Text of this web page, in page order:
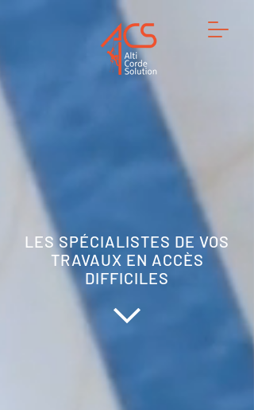
LES SPÉCIALISTES DE VOS
TRAVAUX EN ACCÈS
DIFFICILES